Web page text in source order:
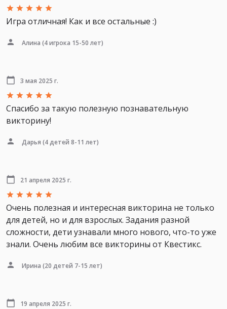
Игра отличная! Как и все остальные :)
Алина (4 игрока 15-50 лет)
3 мая 2025 г.
Спасибо за такую полезную познавательную
викторину!
Дарья (4 детей 8-11 лет)
21 апреля 2025 г.
Очень полезная и интересная викторина не только
для детей, но и для взрослых. Задания разной
сложности, дети узнавали много нового, что-то уже
знали. Очень любим все викторины от Квестикс.
Ирина (20 детей 7-15 лет)
19 апреля 2025 г.